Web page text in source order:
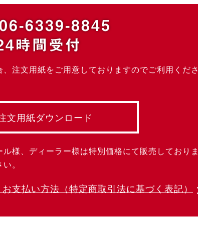
6339-8845
時間受付
注文用紙をご用意しておりますのでご利用くださ
文用紙ダウンロード
様、ディーラー様は特別価格にて販売しておりま
。
お支払い方法 （特定商取引法に基づく表記）